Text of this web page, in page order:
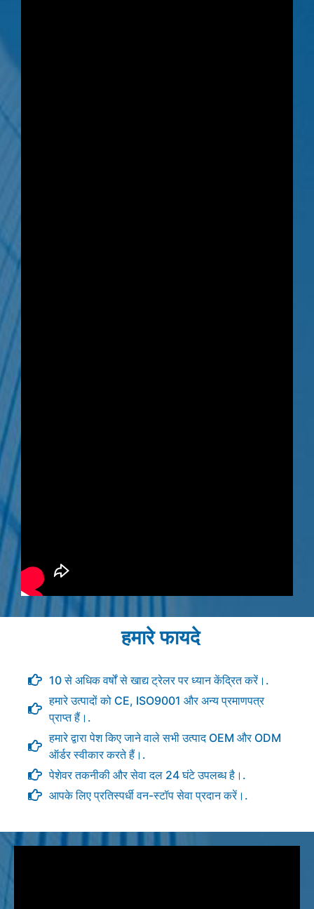
हमारे फायदे
10 से अधिक वर्षों से खाद्य ट्रेलर पर ध्यान केंद्रित करें।.
हमारे उत्पादों को CE, ISO9001 और अन्य प्रमाणपत्र
प्राप्त हैं।.
हमारे द्वारा पेश किए जाने वाले सभी उत्पाद OEM और ODM
ऑर्डर स्वीकार करते हैं।.
पेशेवर तकनीकी और सेवा दल 24 घंटे उपलब्ध है।.
आपके लिए प्रतिस्पर्धी वन-स्टॉप सेवा प्रदान करें।.